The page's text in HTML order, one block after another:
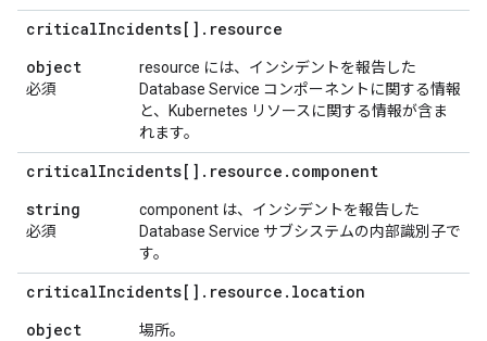
criticalIncidents[] . resource
object
必須
resource には、インシデントを報告した
Database Service コンポーネントに関する情報
と、Kubernetes リソースに関する情報が含ま
れます。
criticalIncidents[] . resource . component
string
必須
component は、インシデントを報告した
Database Service サブシステムの内部識別子で
す。
criticalIncidents[] . resource . location
object
場所。